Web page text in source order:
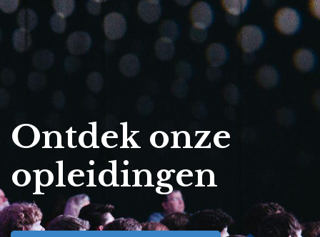
Ontdek onze
opleidingen